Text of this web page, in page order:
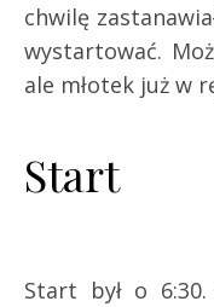
chwilę
wystartować.
ale młotek już w
Start
Start był o